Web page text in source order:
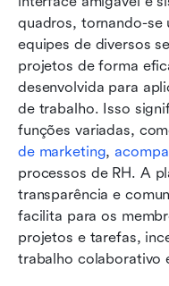
quadros, tornando-se
equipes de diversos
projetos de forma
desenvolvida para
de trabalho. Isso
funções variadas,
de marketing,
processos de RH. A
transparência e
facilita para os
projetos e tarefas,
trabalho colaborativo